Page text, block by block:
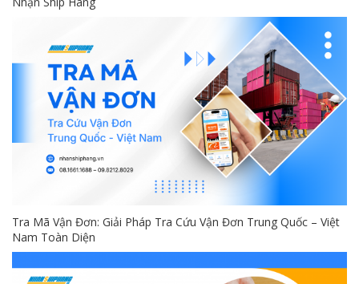
Tra Mã Vận Đơn: Giải Pháp Tra Cứu Vận Đơn Trung Quốc – Việt
Nam Toàn Diện